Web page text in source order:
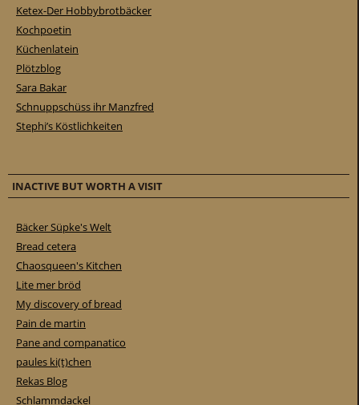
Ketex-Der Hobbybrotbäcker
Kochpoetin
Küchenlatein
Plötzblog
Sara Bakar
Schnuppschüss ihr Manzfred
Stephi’s Köstlichkeiten
INACTIVE BUT WORTH A VISIT
Bäcker Süpke's Welt
Bread cetera
Chaosqueen's Kitchen
Lite mer bröd
My discovery of bread
Pain de martin
Pane and companatico
paules ki(t)chen
Rekas Blog
Schlammdackel